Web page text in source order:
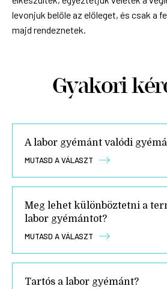
levonjuk belőle az előleget, és csak a
majd rendeznetek.
Gyakori
A labor gyémánt valódi
MUTASD A VÁLASZT
Meg lehet különböztetni a
labor gyémántot?
MUTASD A VÁLASZT
Tartós a labor gyémánt?